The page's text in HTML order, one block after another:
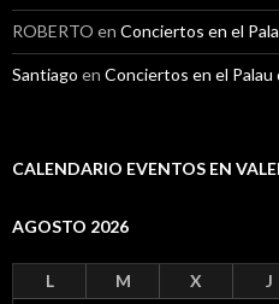
ROBERTO en Conciertos en el
Santiago en Conciertos en el Palau
CALENDARIO EVENTOS EN
AGOSTO 2026
L M X J